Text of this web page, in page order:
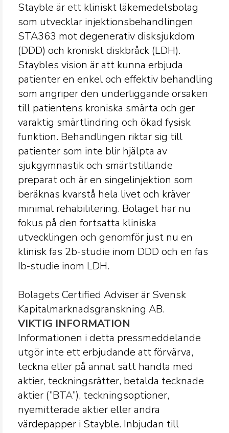
Stayble är ett kliniskt läkemedelsbolag
som utvecklar injektionsbehandlingen
STA363 mot degenerativ disksjukdom
(DDD) och kroniskt diskbråck (LDH).
Staybles vision är att kunna erbjuda
patienter en enkel och effektiv behandling
som angriper den underliggande orsaken
till patientens kroniska smärta och ger
varaktig smärtlindring och ökad fysisk
funktion. Behandlingen riktar sig till
patienter som inte blir hjälpta av
sjukgymnastik och smärtstillande
preparat och är en singelinjektion som
beräknas kvarstå hela livet och kräver
minimal rehabilitering. Bolaget har nu
fokus på den fortsatta kliniska
utvecklingen och genomför just nu en
klinisk fas 2b-studie inom DDD och en fas
Ib-studie inom LDH.
Bolagets Certified Adviser är Svensk
Kapitalmarknadsgranskning AB.
VIKTIG INFORMATION
Informationen i detta pressmeddelande
utgör inte ett erbjudande att förvärva,
teckna eller på annat sätt handla med
aktier, teckningsrätter, betalda tecknade
aktier (”BTA”), teckningsoptioner,
nyemitterade aktier eller andra
värdepapper i Stayble. Inbjudan till